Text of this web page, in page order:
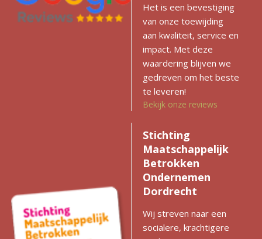
Het is een bevestiging
van onze toewijding
aan kwaliteit, service en
impact. Met deze
waardering blijven we
gedreven om het beste
te leveren!
Bekijk onze reviews
Stichting
Maatschappelijk
Betrokken
Ondernemen
Dordrecht
Wij streven naar een
socialere, krachtigere